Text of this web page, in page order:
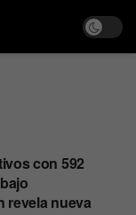
con 592
revela nueva